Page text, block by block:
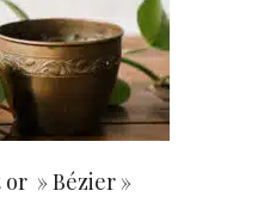
» Bézier »